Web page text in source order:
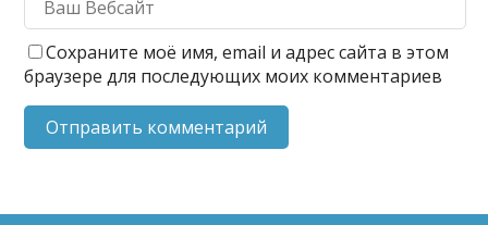
Сохраните моё имя, email и адрес сайта в этом
браузере для последующих моих комментариев